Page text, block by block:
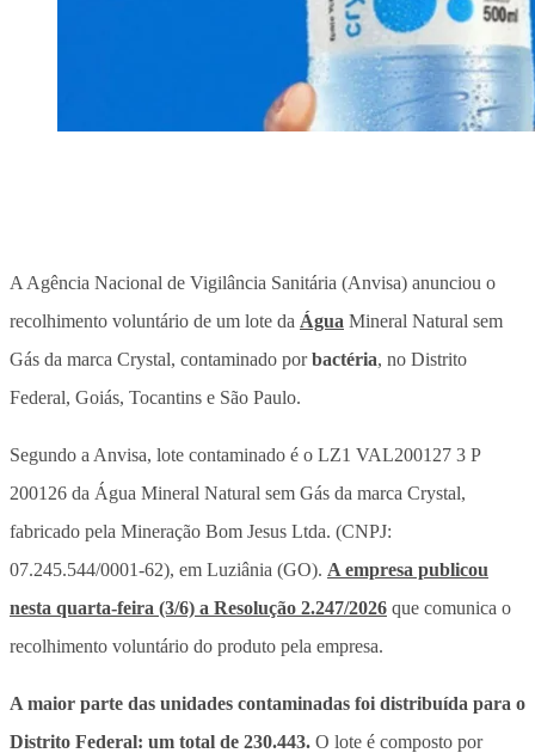
A Agência Nacional de Vigilância Sanitária (Anvisa) anunciou o
recolhimento voluntário de um lote da Água Mineral Natural sem
Gás da marca Crystal, contaminado porbactéria, no Distrito
Federal, Goiás, Tocantins e São Paulo.
Segundo a Anvisa, lote contaminado é o LZ1 VAL200127 3 P
200126 da Água Mineral Natural sem Gás da marca Crystal,
fabricado pela Mineração Bom Jesus Ltda. (CNPJ:
07.245.544/0001-62), em Luziânia (GO). A empresa publicou
nesta quarta-feira (3/6) a Resolução 2.247/2026 que comunica o
recolhimento voluntário do produto pela empresa.
A maior parte das unidades contaminadas foi distribuída para o
Distrito Federal: um total de 230.443. O lote é composto por